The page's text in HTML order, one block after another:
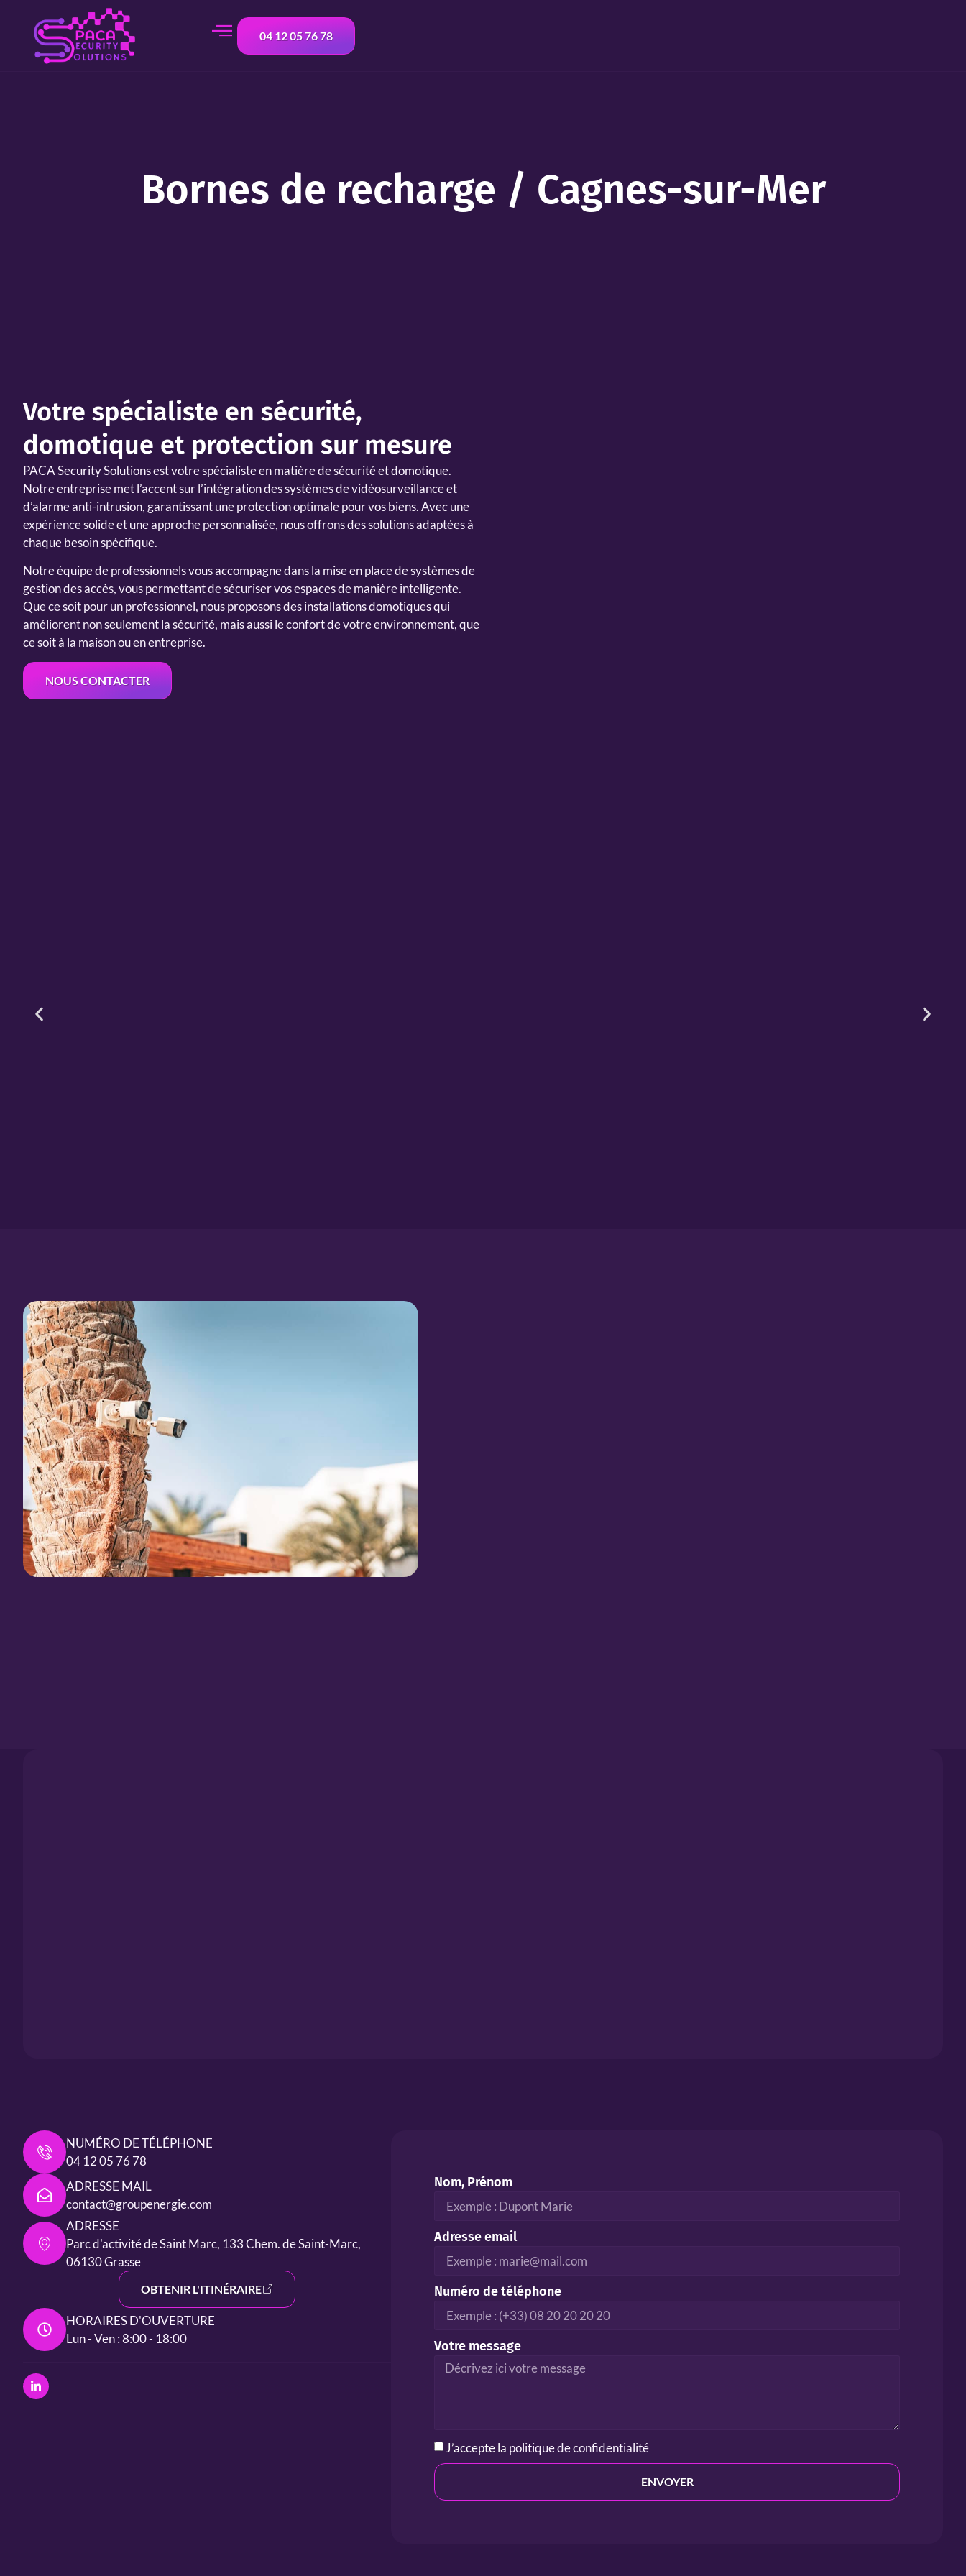
principal
04 12 05 76 78
Bornes de recharge / Cagnes-sur-Mer
Votre spécialiste en sécurité,
domotique et protection sur mesure
PACA Security Solutionsest votre spécialiste en matière de sécurité et domotique.
Notre entreprise met l’accent sur l’intégration des systèmes de vidéosurveillance et
d’alarme anti-intrusion, garantissant une protection optimale pour vos biens. Avec une
expérience solide et une approche personnalisée, nous offrons des solutions adaptées à
chaque besoin spécifique.
Notre équipe de professionnels vous accompagne dans la mise en place de systèmes de
gestion des accès, vous permettant de sécuriser vos espaces de manière intelligente.
Que ce soit pour un professionnel, nous proposons des installations domotiques qui
améliorent non seulement la sécurité, mais aussi le confort de votre environnement, que
ce soit à la maison ou en entreprise.
NOUS CONTACTER
NUMÉRO DE TÉLÉPHONE
04 12 05 76 78
ADRESSE MAIL
contact@groupenergie.com
ADRESSE
Parc d'activité de Saint Marc, 133 Chem. de Saint-Marc,
06130 Grasse
OBTENIR L'ITINÉRAIRE
HORAIRES D'OUVERTURE
Lun - Ven : 8:00 - 18:00
Nom, Prénom
Adresse email
Numéro de téléphone
Votre message
J’accepte la politique de confidentialité
ENVOYER